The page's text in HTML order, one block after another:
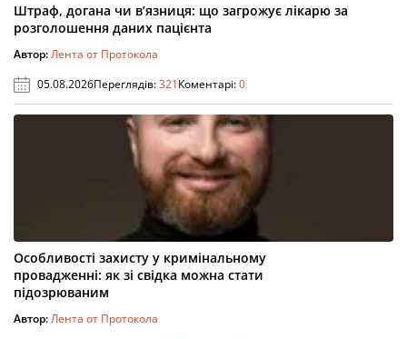
Штраф, догана чи в’язниця: що загрожує лікарю за
розголошення даних пацієнта
Автор:Лента от Протокола
05.08.2026Переглядів:321Коментарі:0
Особливості захисту у кримінальному
провадженні: як зі свідка можна стати
підозрюваним
Автор:Лента от Протокола